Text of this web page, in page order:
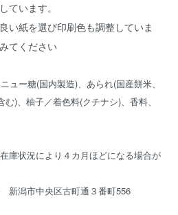
ています。
い紙を選び印刷色も調整していま
てください
ュー糖(国内製造)、あられ(国産餅米、
)、柚子／着色料(クチナシ)、香料、
庫状況により４カ月ほどになる場合が
新潟市中央区古町通３番町556